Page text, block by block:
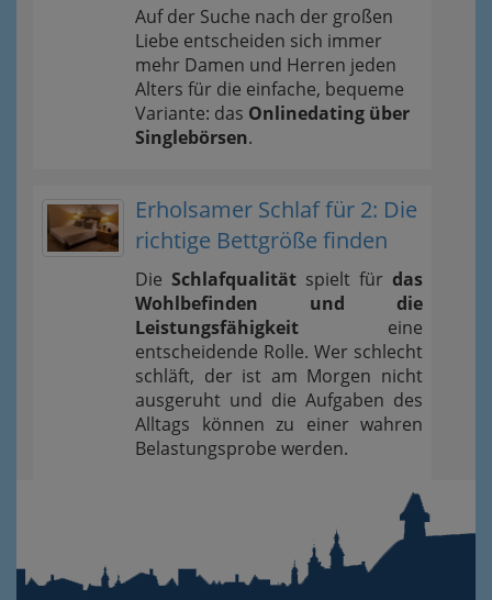
Auf der Suche nach der großen
Liebe entscheiden sich immer
mehr Damen und Herren jeden
Alters für die einfache, bequeme
Variante: das Onlinedating über
Singlebörsen.
Erholsamer Schlaf für 2: Die
richtige Bettgröße finden
Die Schlafqualität spielt für das
Wohlbefinden und die
Leistungsfähigkeit eine
entscheidende Rolle. Wer schlecht
schläft, der ist am Morgen nicht
ausgeruht und die Aufgaben des
Alltags können zu einer wahren
Belastungsprobe werden.